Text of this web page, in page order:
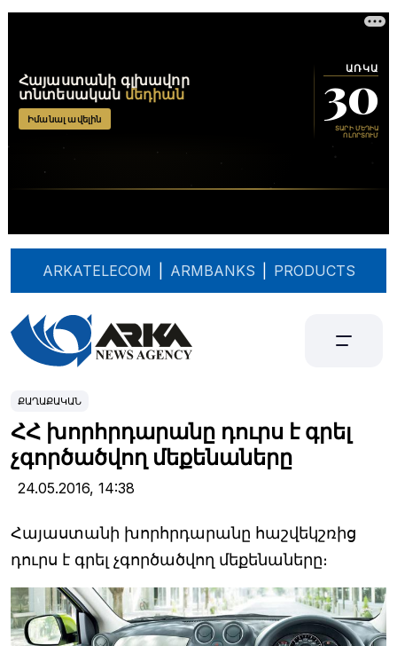
ARKATELECOM ARMBANKS PRODUCTS
ՔԱՂԱՔԱԿԱՆ
ՀՀ խորհրդարանը դուրս է գրել
չգործածվող մեքենաները
24.05.2016, 14:38
Հայաստանի խորհրդարանը հաշվեկշռից
դուրս է գրել չգործածվող մեքենաները։